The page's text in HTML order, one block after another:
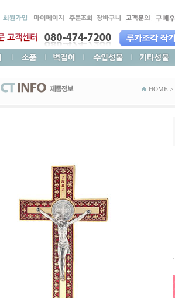
HOME >